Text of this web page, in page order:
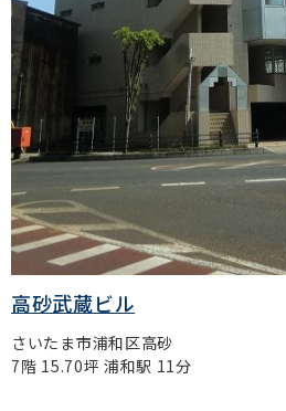
高砂武蔵ビル
さいたま市浦和区高砂
7階 15.70坪 浦和駅 11分